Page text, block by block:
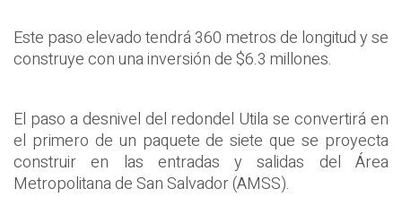
Este paso elevado tendrá 360 metros de longitud y se
construye con una inversión de $6.3 millones.
El paso a desnivel del redondel Utila se convertirá en
el primero de un paquete de siete que se proyecta
construir en las entradas y salidas del Área
Metropolitana de San Salvador (AMSS).